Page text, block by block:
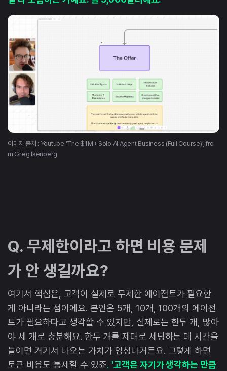
이미지 출처 : Youtube 'The $1M+ Solo AI Agent Business (Full Course)', fro
m Greg Isenberg
Q. 무제한이라고 하면 비용 문제
가 안 생길까요?
여기서 핵심은, 고객이 실제로 무제한 에이전트가 필요한
게 아니라는 점이에요. 본인은 5개, 10개, 100개의 에이전
트가 필요하다고 생각할 수 있지만, 실제로는 한두 개, 많아
야 세 개로 충분해요. 한두 개를 제대로 세팅하는 데 시간을
들이면 거기서 나오는 가치가 엄청나거든요. 그렇게 하면
토큰 비용도 통제할 수 있죠. '고객은 자기가 생각하는 만큼